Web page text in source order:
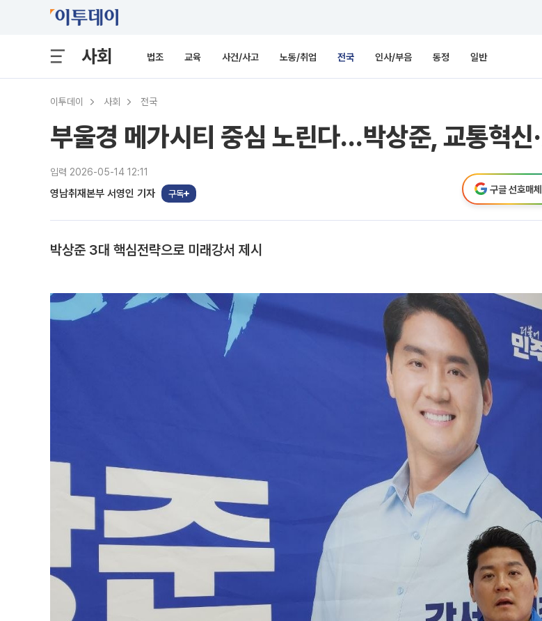
사회 법조 교육 사건/사고 노동/취업 전국 인사/부음 동정 일반
이투데이 사회 전국
부울경 메가시티 중심 노린다…박상준, 교통혁
입력 2026-05-14 12:11
영남취재본부 서영인 기자 구독 구글 선호매
박상준 3대 핵심전략으로 미래강서 제시